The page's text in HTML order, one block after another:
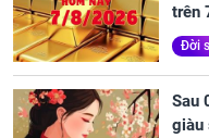
trên
Đời
Sau
giàu